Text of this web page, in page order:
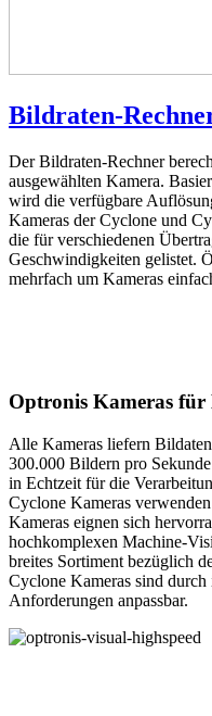
Bildraten-
Der Bildraten-Rechner
ausgewählten Kamera.
wird die verfügbare
Kameras der Cyclone und
die für verschiedenen
Geschwindigkeiten gelistet.
mehrfach um Kameras
Optronis Kameras für
Alle Kameras liefern
300.000 Bildern pro
in Echtzeit für die
Cyclone Kameras
Kameras eignen sich
hochkomplexen Machine-
breites Sortiment bezüglich
Cyclone Kameras sind
Anforderungen anpassbar.